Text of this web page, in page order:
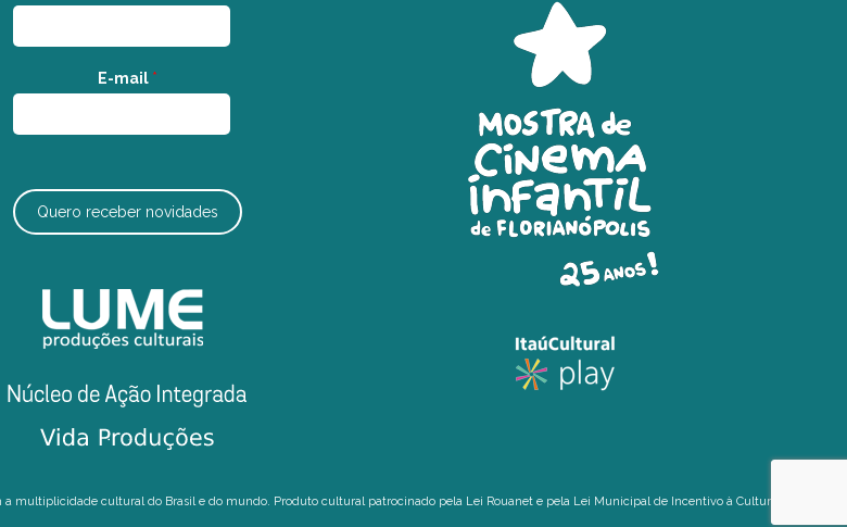
E-mail *
Quero receber novidades